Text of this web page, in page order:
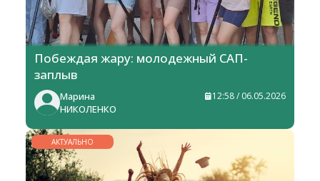
Побеждая жару: молодежный САП-
заплыв
Марина
НИКОЛЕНКО
12:58 / 06.05.2026
АКТУАЛЬНО